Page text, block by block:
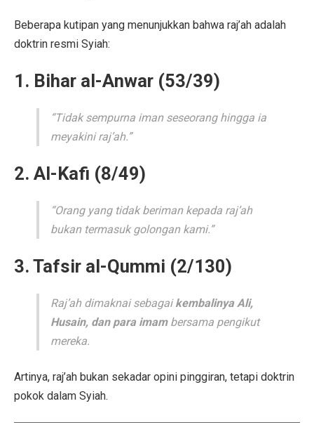
Beberapa kutipan yang menunjukkan bahwa raj’ah adalah
doktrin resmi Syiah:
1. Bihar al-Anwar (53/39)
“Tidak sempurna iman seseorang hingga ia
meyakini raj’ah.”
2. Al-Kafi (8/49)
“Orang yang tidak beriman kepada raj’ah
bukan termasuk golongan kami.”
3. Tafsir al-Qummi (2/130)
Raj’ah dimaknai sebagaikembalinya Ali,
Husain, dan para imambersama pengikut
mereka.
Artinya, raj’ah bukan sekadar opini pinggiran, tetapi doktrin
pokok dalam Syiah.